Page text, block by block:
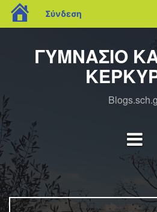
περιεχόμενοΓΥΜΝΑΣΙΟ
blogs.sch.gr
Σύνδεση